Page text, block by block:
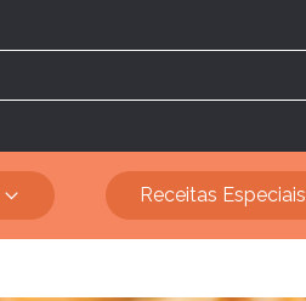
Receitas Especiais